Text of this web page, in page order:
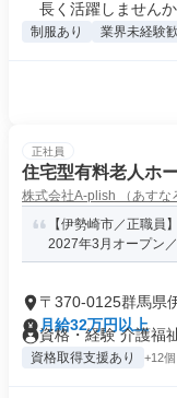
長く活躍しませんか
制服あり 業界未経験
正社員
住宅型有料老人ホ
株式会社A-plish （あすな
【伊勢崎市／正職員
2027年3月オープン
〒370-0125群馬県
月給32万円以上
資格・経験 介護福
資格取得支援あり +12個